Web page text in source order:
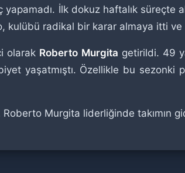
İlk dokuz haftalık süreçte
radikal bir karar almaya itti ve
olarak Roberto Murgita getirildi. 49
yaşatmıştı. Özellikle bu
Murgita liderliğinde takımın